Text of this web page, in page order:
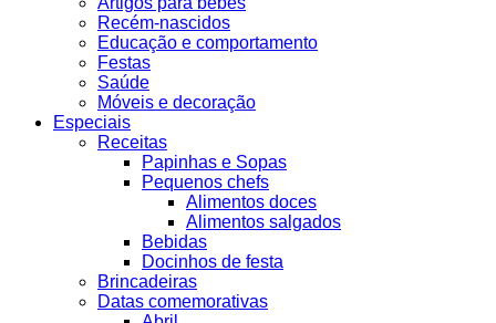
Recém-nascidos
Educação e comportamento
Festas
Saúde
Móveis e decoração
Especiais
Receitas
Papinhas e Sopas
Pequenos chefs
Alimentos doces
Alimentos salgados
Bebidas
Docinhos de festa
Brincadeiras
Datas comemorativas